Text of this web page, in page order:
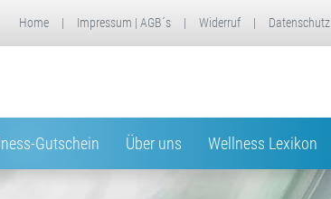
Home | Impressum | AGB´s | Widerruf | Datenschutz
Gutschein Über uns Wellness Lexikon